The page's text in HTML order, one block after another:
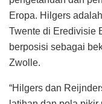
Eropa. Hilgers
Twente di Eredivisie
berposisi sebagai
Zwolle.
“Hilgers dan